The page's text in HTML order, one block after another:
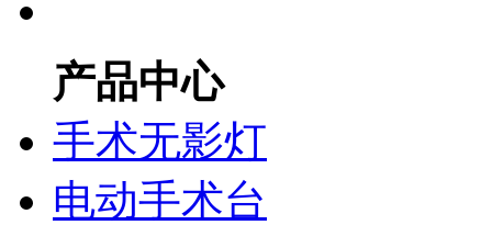
产品中心
手术无影灯
电动手术台